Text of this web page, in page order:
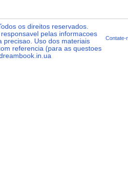
os direitos reservados.
pelas informacoes
precisao. Uso dos materiais
referencia (para as questoes
Contate-